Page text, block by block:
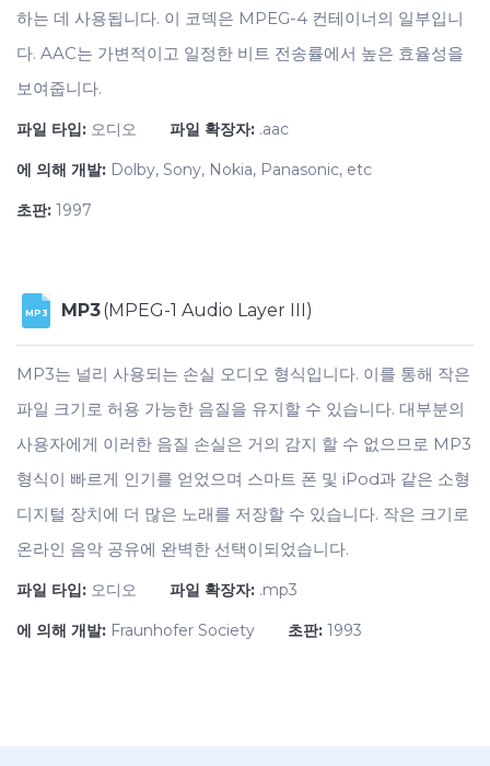
하는 데 사용됩니다. 이 코덱은 MPEG-4 컨테이너의 일부입니
다. AAC는 가변적이고 일정한 비트 전송률에서 높은 효율성을
보여줍니다.
파일 타입: 오디오 파일 확장자: .aac
에 의해 개발: Dolby, Sony, Nokia, Panasonic, etc
초판: 1997
MP3 MP3(MPEG-1 Audio Layer III)
MP3는 널리 사용되는 손실 오디오 형식입니다. 이를 통해 작은
파일 크기로 허용 가능한 음질을 유지할 수 있습니다. 대부분의
사용자에게 이러한 음질 손실은 거의 감지 할 수 없으므로 MP3
형식이 빠르게 인기를 얻었으며 스마트 폰 및 iPod과 같은 소형
디지털 장치에 더 많은 노래를 저장할 수 있습니다. 작은 크기로
온라인 음악 공유에 완벽한 선택이되었습니다.
파일 타입: 오디오 파일 확장자: .mp3
에 의해 개발: Fraunhofer Society 초판: 1993